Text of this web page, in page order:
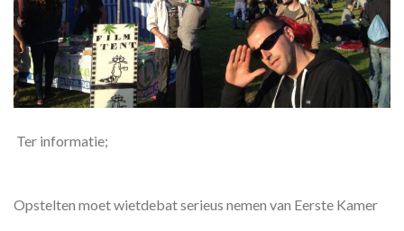
Ter informatie;
Opstelten moet wietdebat serieus nemen van Eerste Kamer